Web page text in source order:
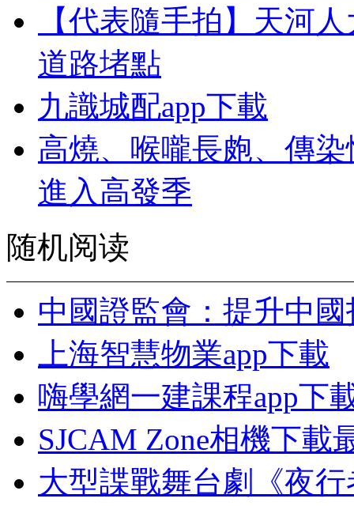
【代表隨手拍】天河
道路堵點
九識城配app下載
高燒、喉嚨長皰、傳
進入高發季
随机阅读
中國證監會：提升中
上海智慧物業app下載
嗨學網一建課程app下
SJCAM Zone相機下載
大型諜戰舞台劇《夜